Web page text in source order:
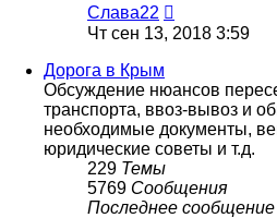
Слава22
к
Чт сен 13, 2018 3:59
Дорога в Крым
Обсуждение нюансов
транспорта, ввоз-вывоз и
необходимые документы,
юридические советы и т.д.
229 Темы
5769 Сообщения
Последнее сообщение